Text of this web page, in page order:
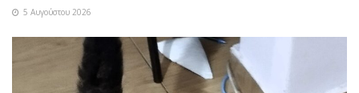
5 Αυγούστου 2026